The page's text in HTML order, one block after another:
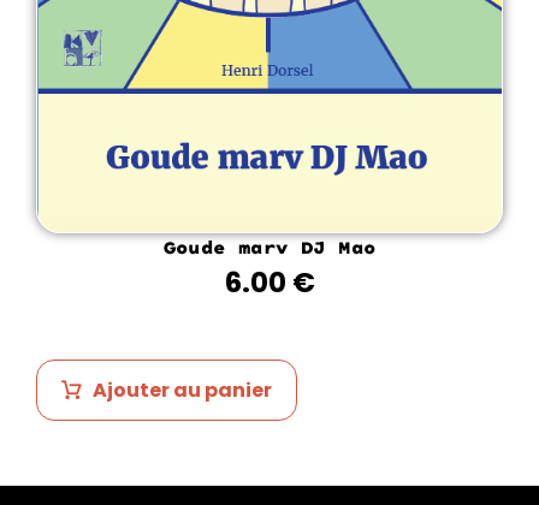
Goude marv DJ Mao
6.00 €
Ajouter au panier